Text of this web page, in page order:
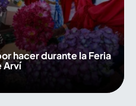
hacer durante la Feria
Arví